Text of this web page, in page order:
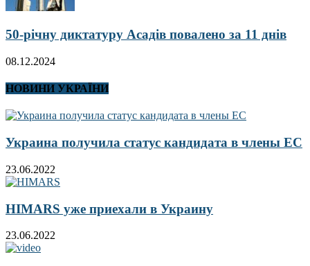
50-річну диктатуру Асадів повалено за 11 днів
08.12.2024
НОВИНИ УКРАЇНИ
Украина получила статус кандидата в члены ЕС
23.06.2022
HIMARS уже приехали в Украину
23.06.2022